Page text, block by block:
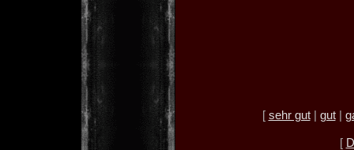
[ sehr gut| gut|
[